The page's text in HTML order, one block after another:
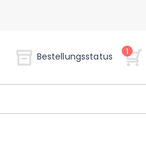
Bestellungsstatus 1